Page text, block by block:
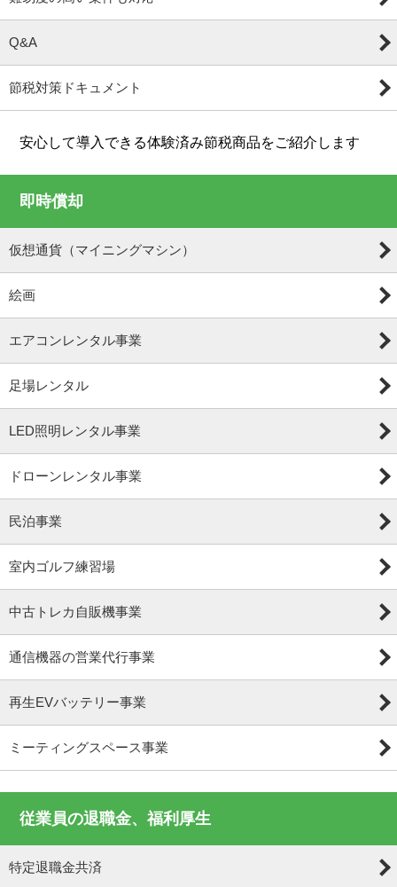
Q&A
節税対策ドキュメント
安心して導入できる体験済み節税商品をご紹介します
即時償却
仮想通貨（マイニングマシン）
絵画
エアコンレンタル事業
足場レンタル
LED照明レンタル事業
ドローンレンタル事業
民泊事業
室内ゴルフ練習場
中古トレカ自販機事業
通信機器の営業代行事業
再生EVバッテリー事業
ミーティングスペース事業
従業員の退職金、福利厚生
特定退職金共済